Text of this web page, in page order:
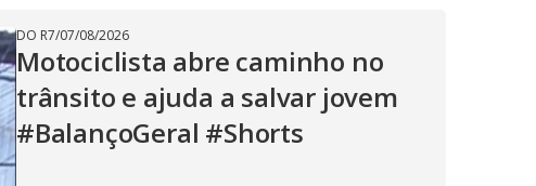
DO R7/07/08/2026
Motociclista abre caminho no
trânsito e ajuda a salvar jovem
#BalançoGeral #Shorts